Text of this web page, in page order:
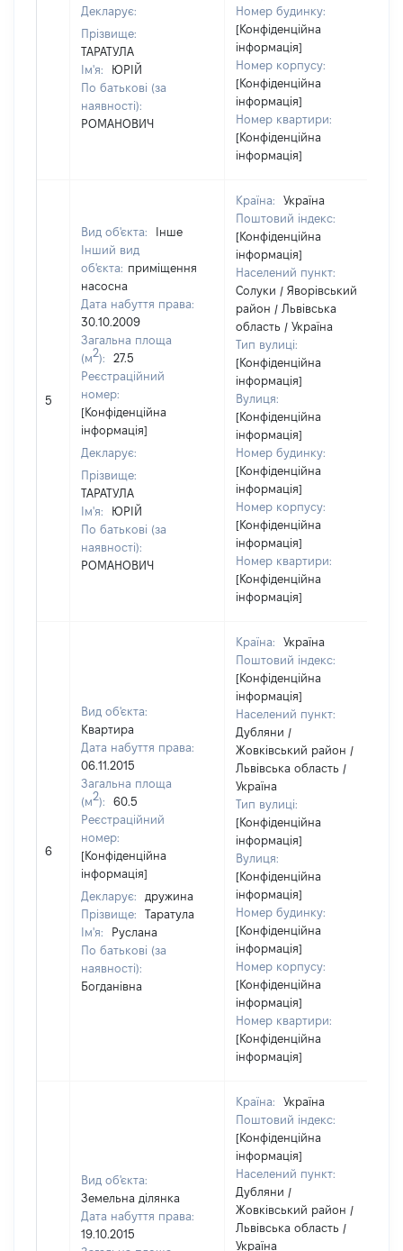
Декларує:
Прізвище:
ТАРАТУЛА
Ім'я:
ЮРІЙ
По батькові (за
наявності):
РОМАНОВИЧ
Номер будинку:
[Конфіденційна
інформація]
Номер корпусу:
[Конфіденційна
інформація]
Номер квартири:
[Конфіденційна
інформація]
5
Вид об'єкта:
Інше
Інший вид
об'єкта: приміщення
насосна
Дата набуття права:
30.10.2009
Загальна площа
(м2):
27.5
Реєстраційний
номер:
[Конфіденційна
інформація]
Декларує:
Прізвище:
ТАРАТУЛА
Ім'я:
ЮРІЙ
По батькові (за
наявності):
РОМАНОВИЧ
Країна:
Україна
Поштовий індекс:
[Конфіденційна
інформація]
Населений пункт:
Солуки / Яворівський
район / Львівська
область / Україна
Тип вулиці:
[Конфіденційна
інформація]
Вулиця:
[Конфіденційна
інформація]
Номер будинку:
[Конфіденційна
інформація]
Номер корпусу:
[Конфіденційна
інформація]
Номер квартири:
[Конфіденційна
інформація]
6
Вид об'єкта:
Квартира
Дата набуття права:
06.11.2015
Загальна площа
(м2):
60.5
Реєстраційний
номер:
[Конфіденційна
інформація]
Декларує:
дружина
Прізвище:
Таратула
Ім'я:
Руслана
По батькові (за
наявності):
Богданівна
Країна:
Україна
Поштовий індекс:
[Конфіденційна
інформація]
Населений пункт:
Дубляни /
Жовківський район /
Львівська область /
Україна
Тип вулиці:
[Конфіденційна
інформація]
Вулиця:
[Конфіденційна
інформація]
Номер будинку:
[Конфіденційна
інформація]
Номер корпусу:
[Конфіденційна
інформація]
Номер квартири:
[Конфіденційна
інформація]
Вид об'єкта:
Земельна ділянка
Дата набуття права:
19.10.2015
Країна:
Україна
Поштовий індекс:
[Конфіденційна
інформація]
Населений пункт:
Дубляни /
Жовківський район /
Львівська область /
Україна